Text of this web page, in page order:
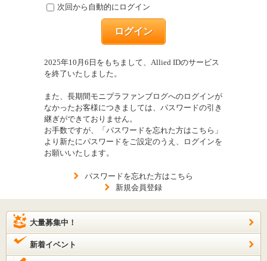
次回から自動的にログイン
ログイン
2025年10月6日をもちまして、Allied IDのサービス
を終了いたしました。
また、長期間モニプラファンブログへのログインが
なかったお客様につきましては、パスワードの引き
継ぎができておりません。
お手数ですが、「パスワードを忘れた方はこちら」
より新たにパスワードをご設定のうえ、ログインを
お願いいたします。
パスワードを忘れた方はこちら
新規会員登録
大量募集中！
新着イベント